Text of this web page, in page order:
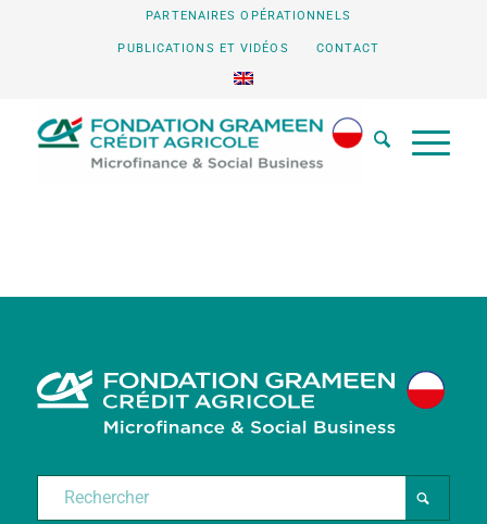
PARTENAIRES OPÉRATIONNELS
PUBLICATIONS ET VIDÉOS CONTACT